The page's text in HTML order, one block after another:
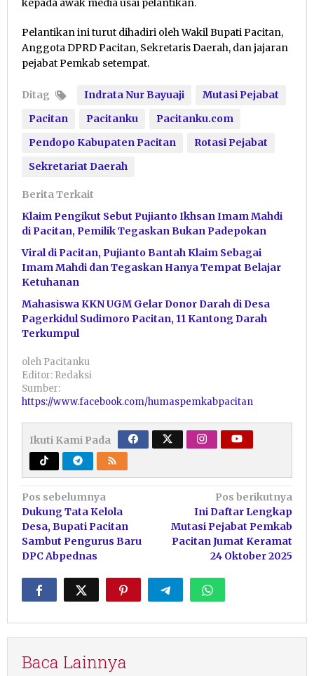
kepada awak media usai pelantikan.
Pelantikan ini turut dihadiri oleh Wakil Bupati Pacitan,
Anggota DPRD Pacitan, Sekretaris Daerah, dan jajaran
pejabat Pemkab setempat.
Ditag Indrata Nur Bayuaji
Mutasi Pejabat
Pacitan
Pacitanku
Pacitanku.com
Pendopo Kabupaten Pacitan
Rotasi Pejabat
Sekretariat Daerah
Berita Terkait
Klaim Pengikut Sebut Pujianto Ikhsan Imam Mahdi
di Pacitan, Pemilik Tegaskan Bukan Padepokan
Viral di Pacitan, Pujianto Bantah Klaim Sebagai
Imam Mahdi dan Tegaskan Hanya Tempat Belajar
Ketuhanan
Mahasiswa KKN UGM Gelar Donor Darah di Desa
Pagerkidul Sudimoro Pacitan, 11 Kantong Darah
Terkumpul
oleh Pacitanku
Editor: Redaksi
Sumber:
https://www.facebook.com/humaspemkabpacitan
Ikuti Kami Pada
Navigasi
pos
Pos sebelumnya
Dukung Tata Kelola
Desa, Bupati Pacitan
Sambut Pengurus Baru
DPC Abpednas
Pos berikutnya
Ini Daftar Lengkap
Mutasi Pejabat Pemkab
Pacitan Jumat Keramat
24 Oktober 2025
Baca Lainnya